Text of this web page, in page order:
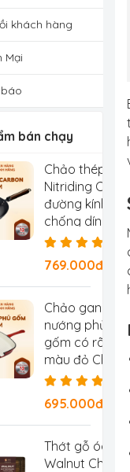
khách hàng
Mại
bán chạy
Chảo thép
Nitriding Chef
đường kính 26
chống dính tự
chống rỉ,
769.000đ/
Chảo gang
nướng phủ
gốm có rãnh
màu đỏ Chef
Studio, đường
695.000đ/
Thớt gỗ óc chó
Walnut Chef